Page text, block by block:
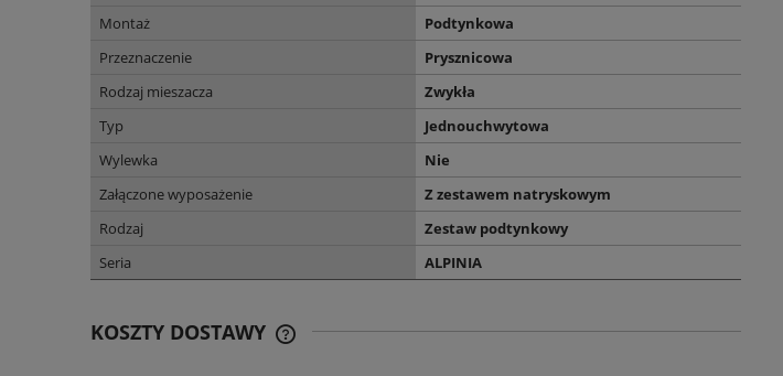
Montaż
Podtynkowa
Przeznaczenie
Prysznicowa
Rodzaj mieszacza
Zwykła
Typ
Jednouchwytowa
Wylewka
Nie
Załączone wyposażenie
Z zestawem natryskowym
Rodzaj
Zestaw podtynkowy
Seria
ALPINIA
KOSZTY DOSTAWY